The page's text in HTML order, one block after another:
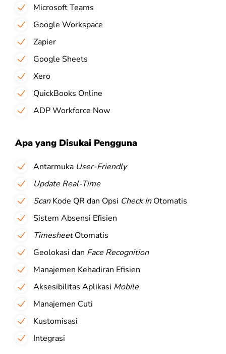
Microsoft Teams
Google Workspace
Zapier
Google Sheets
Xero
QuickBooks Online
ADP Workforce Now
Apa yang Disukai Pengguna
Antarmuka User-Friendly
Update Real-Time
ScanKode QR dan Opsi Check InOtomatis
Sistem Absensi Efisien
TimesheetOtomatis
Geolokasi dan Face Recognition
Manajemen Kehadiran Efisien
Aksesibilitas Aplikasi Mobile
Manajemen Cuti
Kustomisasi
Integrasi